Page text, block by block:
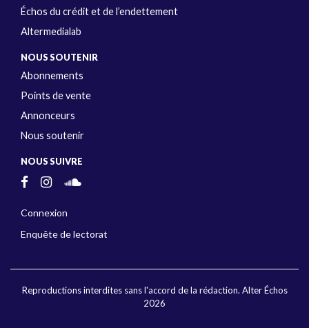
Échos du crédit et de l’endettement
Altermedialab
NOUS SOUTENIR
Abonnements
Points de vente
Annonceurs
Nous soutenir
NOUS SUIVRE
Connexion
Enquête de lectorat
Reproductions interdites sans l'accord de la rédaction. Alter Échos
2026